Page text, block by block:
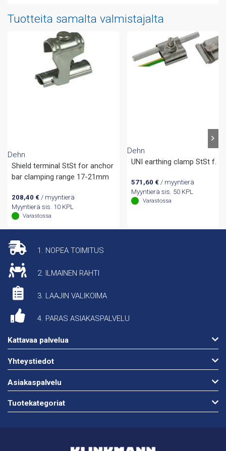
Tuotteita samalta valmistajalta
Dehn
Shield terminal StSt for anchor
bar clamping range 17-21mm
208,40 €/ myyntierä
Myyntierä sis. 10 KPL
Varastossa
Dehn
UNI earthing clamp StSt f.
571,60 € / myyntierä
Myyntierä sis. 50 KPL
Varastossa
1. NOPEA TOIMITUS
2. ILMAINEN RAHTI
3. LAAJIN VALIKOIMA
4. PARAS ASIAKASPALVELU
Kattavaa palvelua
Yhteystiedot
Asiakaspalvelu
Tuotekategoriat